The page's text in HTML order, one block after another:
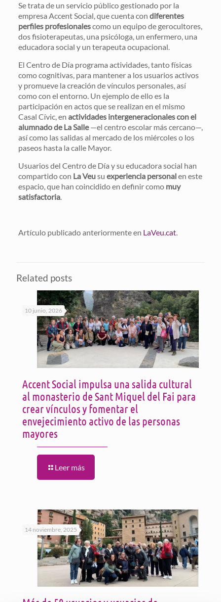
Se trata de un servicio público gestionado por la
empresa Accent Social, que cuenta con diferentes
perfiles profesionalescomo un equipo de gerocultores,
dos fisioterapeutas, una psicóloga, un enfermero, una
educadora social y un terapeuta ocupacional.
El Centro de Día programa actividades, tanto físicas
como cognitivas, para mantener a los usuarios activos
y promueve la creación de vínculos personales, así
como con el entorno. Un ejemplo de ello es la
participación en actos que se realizan en el mismo
Casal Cívic, en actividades intergeneracionales con el
alumnado de La Salle—el centro escolar más cercano—,
así como las salidas al mercado de los miércoles o los
paseos hasta la calle Mayor.
Usuarios del Centro de Día y su educadora social han
compartido con La Veusu experiencia personalen este
espacio, que han coincidido en definir como muy
satisfactoria.
Artículo publicado anteriormente en LaVeu.cat.
Related posts
10 junio, 2026
Accent Social impulsa una salida cultural
al monasterio de Sant Miquel del Fai para
crear vínculos y fomentar el
envejecimiento activo de las personas
mayores
Leer más
14 noviembre, 2025